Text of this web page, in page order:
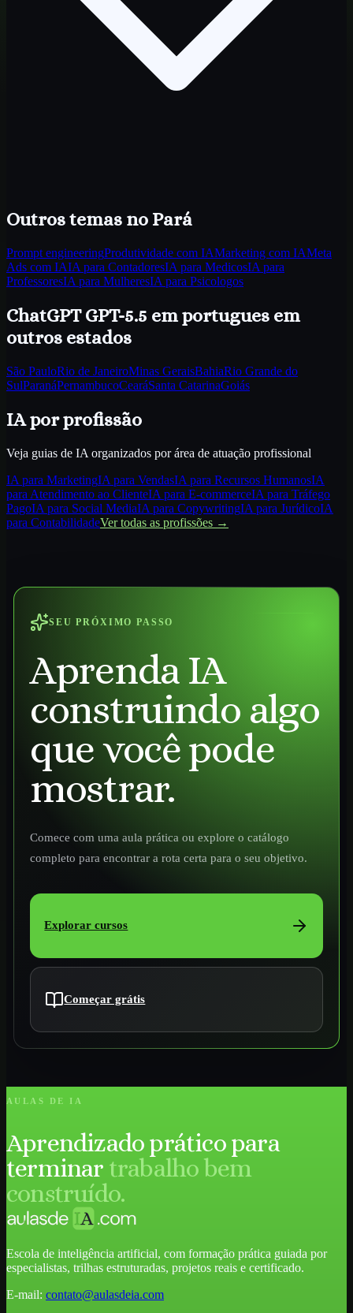
Outros temas no Pará
Prompt engineeringProdutividade com IAMarketing com IAMeta
Ads com IAIA para ContadoresIA para MedicosIA para
ProfessoresIA para MulheresIA para Psicologos
ChatGPT GPT-5.5 em portugues em
outros estados
São PauloRio de JaneiroMinas GeraisBahiaRio Grande do
SulParanáPernambucoCearáSanta CatarinaGoiás
IA por profissão
Veja guias de IA organizados por área de atuação profissional
IA para MarketingIA para VendasIA para Recursos HumanosIA
para Atendimento ao ClienteIA para E-commerceIA para Tráfego
PagoIA para Social MediaIA para CopywritingIA para JurídicoIA
para ContabilidadeVer todas as profissões →
SEU PRÓXIMO PASSO
Aprenda IA
construindo algo
que você pode
mostrar.
Comece com uma aula prática ou explore o catálogo
completo para encontrar a rota certa para o seu objetivo.
Explorar cursos
Começar grátis
AULAS DE IA
Aprendizado prático para
terminar trabalho bem
construído.
Escola de inteligência artificial, com formação prática guiada por
especialistas, trilhas estruturadas, projetos reais e certificado.
E-mail: contato@aulasdeia.com